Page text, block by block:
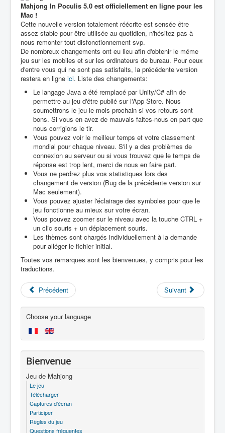
Mahjong In Poculis 5.0 est officiellement en ligne pour les
Mac !
Cette nouvelle version totalement réécrite est sensée être
assez stable pour être utilisée au quotidien, n'hésitez pas à
nous remonter tout disfonctionnement svp.
De nombreux changements ont eu lieu afin d'obtenir le même
jeu sur les mobiles et sur les ordinateurs de bureau. Pour ceux
d'entre vous qui ne sont pas satisfaits, la précédente version
restera en ligne ici. Liste des changements:
Le langage Java a été remplacé par Unity/C# afin de
permettre au jeu d'être publié sur l'App Store. Nous
soumettrons le jeu le mois prochain si vos retours sont
bons. Si vous en avez de mauvais faites-nous en part que
nous corrigions le tir.
Vous pouvez voir le meilleur temps et votre classement
mondial pour chaque niveau. S'il y a des problèmes de
connexion au serveur ou si vous trouvez que le temps de
réponse est trop lent, merci de nous en faire part.
Vous ne perdrez plus vos statistiques lors des
changement de version (Bug de la précédente version sur
Mac seulement).
Vous pouvez ajuster l'éclairage des symboles pour que le
jeu fonctionne au mieux sur votre écran.
Vous pouvez zoomer sur le niveau avec la touche CTRL +
un clic souris + un déplacement souris.
Les thèmes sont chargés individuellement à la demande
pour alléger le fichier initial.
Toutes vos remarques sont les bienvenues, y compris pour les
traductions.
Précédent Suivant
Choose your language
Bienvenue
Jeu de Mahjong
Le jeu
Télécharger
Captures d'écran
Participer
Règles du jeu
Questions fréquentes